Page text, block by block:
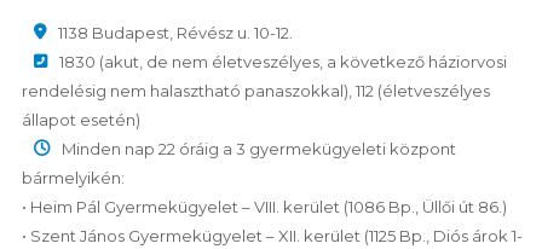
1138 Budapest, Révész u. 10-12.
1830 (akut, de nem életveszélyes, a következő háziorvosi
rendelésig nem halasztható panaszokkal), 112 (életveszélyes
állapot esetén)
Minden nap 22 óráig a 3 gyermekügyeleti központ
bármelyikén:
• Heim Pál Gyermekügyelet – VIII. kerület (1086 Bp., Üllői út 86.)
• Szent János Gyermekügyelet – XII. kerület (1125 Bp., Diós árok 1-